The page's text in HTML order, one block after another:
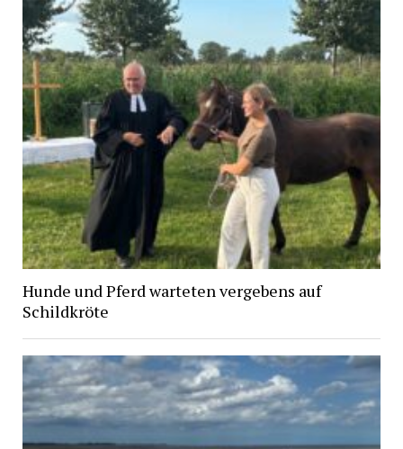
Hunde und Pferd warteten vergebens auf
Schildkröte